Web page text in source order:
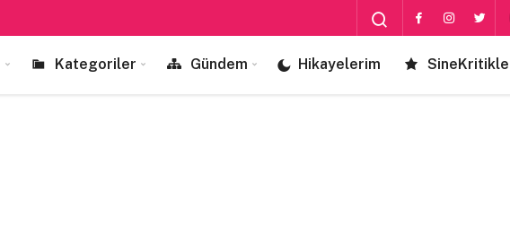
Kategoriler Gündem Hikayelerim